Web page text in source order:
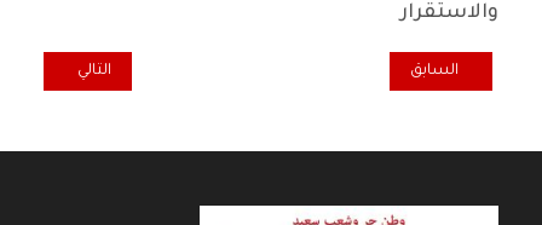
والاستقرار
المقال السابق: تعاز ومواساة برحيل الرفيقة المناضلة فاطمة لطيف
السابق المقال التالي:
التالي